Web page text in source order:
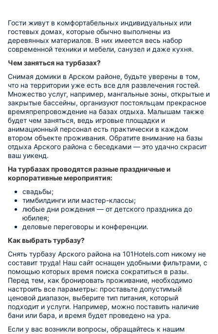
Гости живут в комфортабельных индивидуальных или
гостевых домах, которые обычно выполнены из
деревянных материалов. В них имеется весь набор
современной техники и мебели, санузел и даже кухня.
Чем заняться на турбазах?
Снимая домики в Арском районе, будьте уверены в том,
что на территории уже есть все для развлечения гостей.
Множество услуг, например, мангальные зоны, открытые и
закрытые бассейны, организуют постояльцам прекрасное
времяпрепровождение на базах отдыха. Малышам также
будет чем заняться, ведь игровые площадки и
анимационный персонал есть практически в каждом
втором объекте проживания. Обратите внимание на базы
отдыха Арского района с беседками — это удачно скрасит
ваш уикенд.
На турбазах проводятся разные праздничные и
корпоративные мероприятия:
свадьбы;
тимбилдинги или мастер-классы;
любые дни рождения — от детского праздника до
юбилея;
деловые переговоры и конференции.
Как выбрать турбазу?
Снять турбазу Арского района на 101Hotels.com никому не
составит труда! Наш сайт оснащен удобными фильтрами, с
помощью которых время поиска сократиться в разы.
Перед тем, как бронировать проживание, необходимо
настроить все параметры: проставьте допустимый
ценовой диапазон, выберите тип питания, который
подходит и услуги. Например, можно поставить наличие
бани или бара, и время будет проведено на ура.
Если у вас возникли вопросы, обращайтесь к нашим